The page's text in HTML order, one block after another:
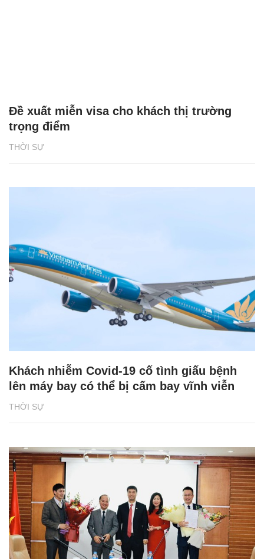
THỜI SỰ
Đề xuất miễn visa cho khách thị trường
trọng điểm
THỜI SỰ
Khách nhiễm Covid-19 cố tình giấu bệnh
lên máy bay có thể bị cấm bay vĩnh viễn